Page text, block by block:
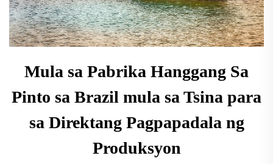
Mula sa Pabrika Hanggang Sa
Pinto sa Brazil mula sa Tsina para
sa Direktang Pagpapadala ng
Produksyon